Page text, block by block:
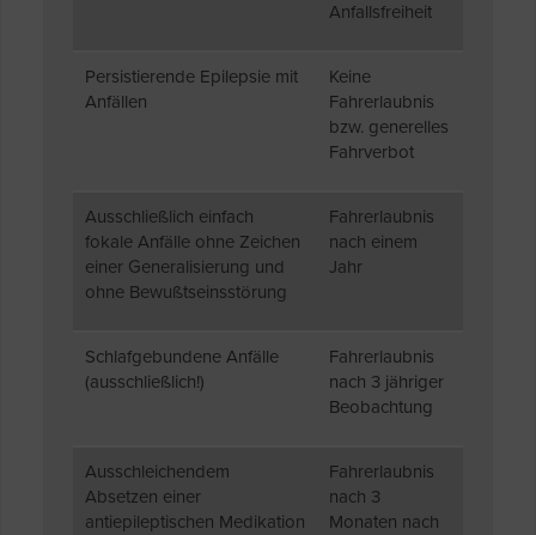
Anfallsfreiheit
Persistierende Epilepsie mit
Anfällen
Keine
Fahrerlaubnis
bzw. generelles
Fahrverbot
Ausschließlich einfach
fokale Anfälle ohne Zeichen
einer Generalisierung und
ohne Bewußtseinsstörung
Fahrerlaubnis
nach einem
Jahr
Schlafgebundene Anfälle
(ausschließlich!)
Fahrerlaubnis
nach 3 jähriger
Beobachtung
Ausschleichendem
Absetzen einer
antiepileptischen Medikation
Fahrerlaubnis
nach 3
Monaten nach